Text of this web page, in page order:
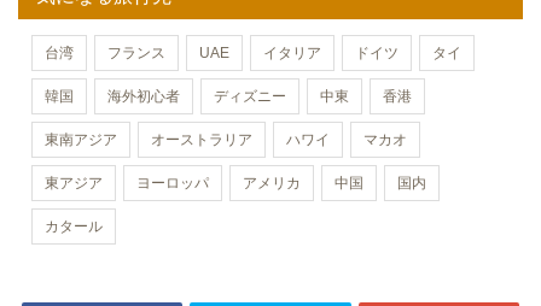
台湾 フランス UAE イタリア ドイツ タイ
韓国 海外初心者 ディズニー 中東 香港
東南アジア オーストラリア ハワイ マカオ
東アジア ヨーロッパ アメリカ 中国 国内
カタール